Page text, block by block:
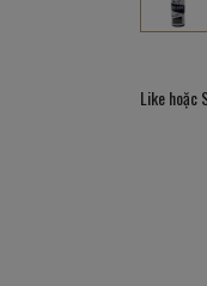
Like hoặc